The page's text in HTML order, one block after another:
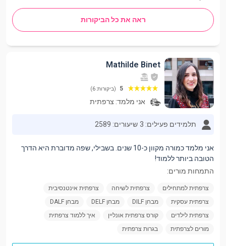
ראה את כל הביקורות
Mathilde Binet
5 (ביקורות: 6)
אני מלמד: צרפתית
תלמידים פעילים: 3 שיעורים: 2589
אני מלמד כמורה מקוון כ-10 שנים. בשבילי, שפה מדוברת היא הדרך
הטובה ביותר ללמוד!
התמחות מורים:
צרפתית למתחילים צרפתית לשיחה
צרפתית אינטנסיבית
צרפתית עסקית
מבחן DILF מבחן DELF
מבחן DALF
צרפתית לילדים
קורס צרפתית אונליין
איך ללמוד צרפתית
מורים לצרפתית
בגרות צרפתית